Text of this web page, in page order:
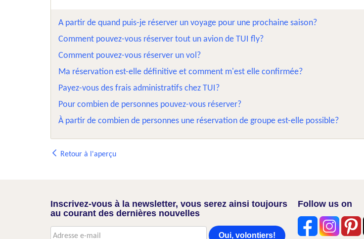
A partir de quand puis-je réserver un voyage pour une prochaine saison?
Comment pouvez-vous réserver tout un avion de TUI fly?
Comment pouvez-vous réserver un vol?
Ma réservation est-elle définitive et comment m'est elle confirmée?
Payez-vous des frais administratifs chez TUI?
Pour combien de personnes pouvez-vous réserver?
À partir de combien de personnes une réservation de groupe est-elle possible?
Retour à l'aperçu
Inscrivez-vous à la newsletter, vous serez ainsi toujours
au courant des dernières nouvelles
Oui, volontiers!
Follow us on